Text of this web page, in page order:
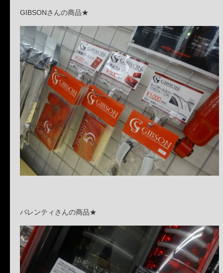
GIBSONさんの商品★
バレンティさんの商品★